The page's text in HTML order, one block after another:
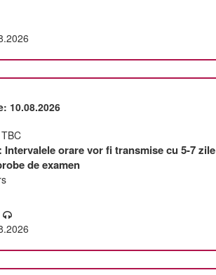
10.08.2026
TBC
: Intervalele orare vor fi transmise cu 5-7 zile
de examen